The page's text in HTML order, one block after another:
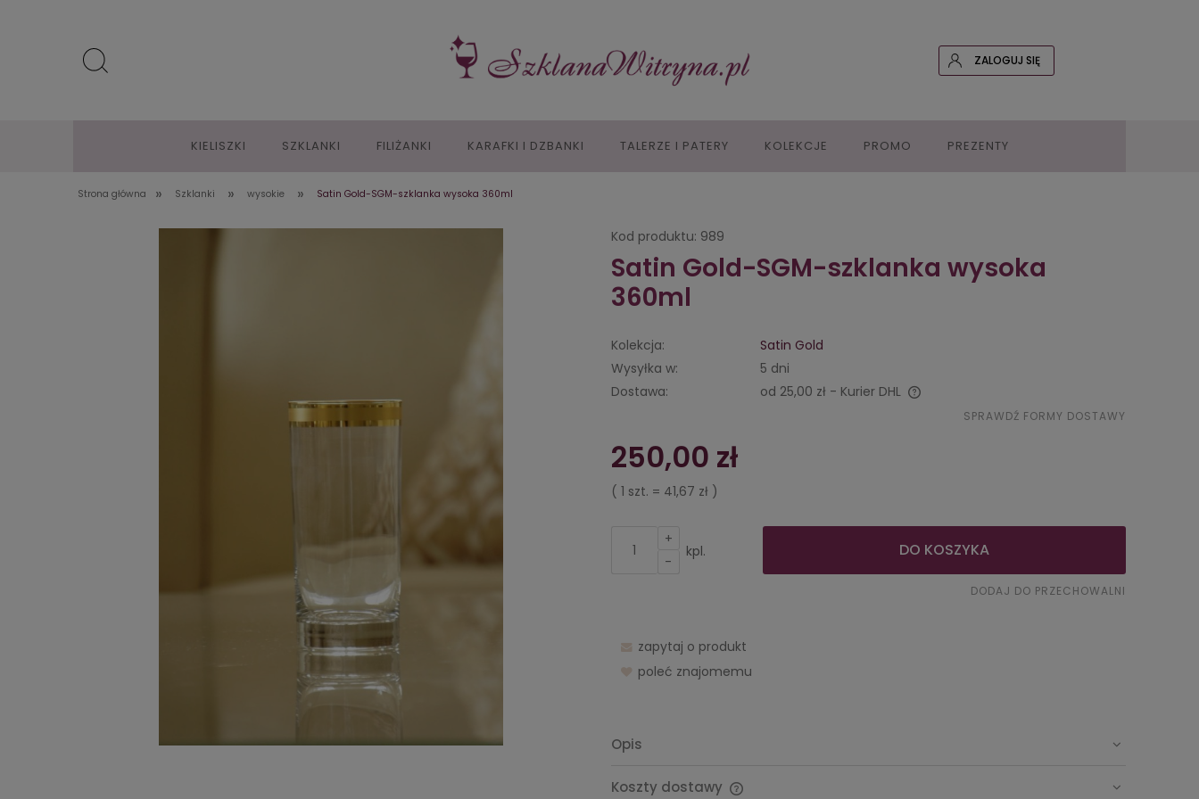
ZALOGUJ SIĘ
KIELISZKI SZKLANKI FILIŻANKI KARAFKI I DZBANKI TALERZE I PATERY KOLEKCJE PROMO PREZENTY
Strona główna » Szklanki » wysokie » Satin Gold-SGM-szklanka wysoka 360ml
Kod produktu: 989
Satin Gold-SGM-szklanka wysoka
360ml
Kolekcja:
Satin Gold
Wysyłka w:
5 dni
Dostawa:
od 25,00 zł - Kurier DHL
kosztów płatności
SPRAWDŹ FORMY DOSTAWY
250,00 zł
( 1 szt. = 41,67 zł )
+
-
kpl. DO KOSZYKA
DODAJ DO PRZECHOWALNI
zapytaj o produkt
poleć znajomemu
Opis
Koszty dostawy